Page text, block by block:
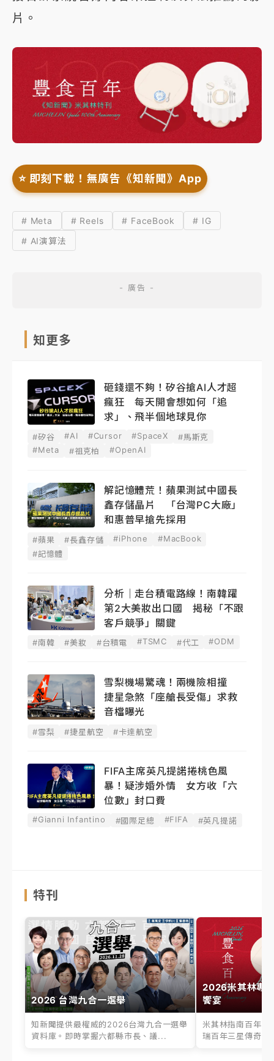
片。
⭐️ 即刻下載！無廣告《知新聞》App
# Meta # Reels # FaceBook
# IG
# AI演算法
知更多
砸錢還不夠！矽谷搶AI人才超
瘋狂 每天開會想如何「追
求」、飛半個地球見你
#矽谷 #AI #Cursor #SpaceX
#馬斯克
#Meta
#祖克柏 #OpenAI
解記憶體荒！蘋果測試中國長
鑫存儲晶片 「台灣PC大廠」
和惠普早搶先採用
#蘋果 #長鑫存儲 #iPhone
#MacBook
#記憶體
分析｜走台積電路線！南韓躍
第2大美妝出口國 揭秘「不跟
客戶競爭」關鍵
#南韓 #美妝 #台積電 #TSMC #代工 #ODM
雪梨機場驚魂！兩機險相撞
捷星急煞「座艙長受傷」求救
音檔曝光
#雪梨 #捷星航空 #卡達航空
FIFA主席英凡提諾捲桃色風
暴！疑涉婚外情 女方收「六
位數」封口費
#Gianni Infantino #國際足總 #FIFA #英凡提諾
特刊
2026 台灣九合一選舉
知新聞提供最權威的2026台灣九合一選舉
資料庫。即時掌握六都縣市長、議...
2026米其林專
饗宴
米其林指南百年之
瑞百年三星傳奇、